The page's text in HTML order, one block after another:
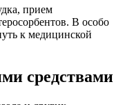
прием
В особо
к медицинской
средствами